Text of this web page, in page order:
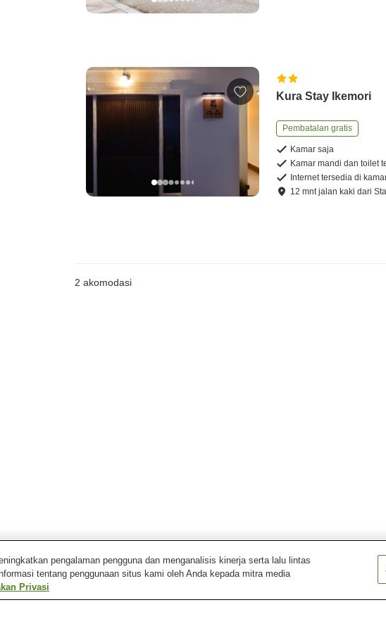
Kura Stay Ikemori
Pembatalan gratis
Kamar saja
Kamar mandi dan toilet
Internet tersedia di
12 mntjalan kaki dari
2 akomodasi
pengalaman pengguna dan menganalisis kinerja serta lalu lintas
tentang penggunaan situs kami oleh Anda kepada mitra media
Privasi